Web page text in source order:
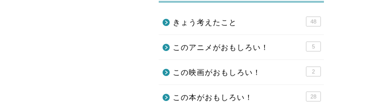
きょう考えたこと 48
このアニメがおもしろい！ 5
この映画がおもしろい！ 2
この本がおもしろい！ 28